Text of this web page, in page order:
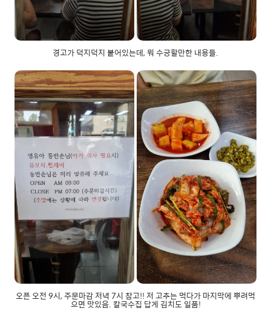
경고가 덕지덕지 붙어있는데, 뭐 수긍할만한 내용들.
오픈 오전 9시, 주문마감 저녁 7시 참고!! 저 고추는 먹다가 마지막에 뿌려먹
으면 맛있음. 칼국수집 답게 김치도 일품!